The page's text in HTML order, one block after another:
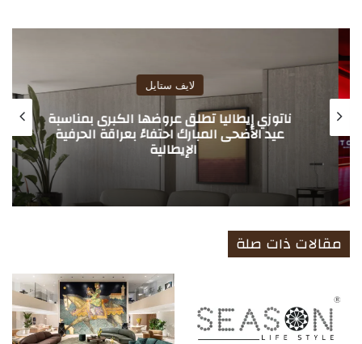
الوي
لايف ستايل
ناتوزي إيطاليا تطلق عروضها الكبرى بمناسبة
عيد الأضحى المبارك احتفاءً بعراقة الحرفية
الإيطالية
مقالات ذات صلة